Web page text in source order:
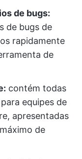
de bugs:
de bugs de
rapidamente
de
contém todas
equipes de
apresentadas
de